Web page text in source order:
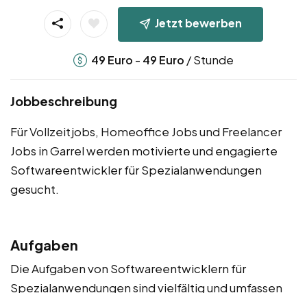
Jetzt bewerben
49 Euro - 49 Euro / Stunde
Jobbeschreibung
Für Vollzeitjobs, Homeoffice Jobs und Freelancer
Jobs in Garrel werden motivierte und engagierte
Softwareentwickler für Spezialanwendungen
gesucht.
Aufgaben
Die Aufgaben von Softwareentwicklern für
Spezialanwendungen sind vielfältig und umfassen